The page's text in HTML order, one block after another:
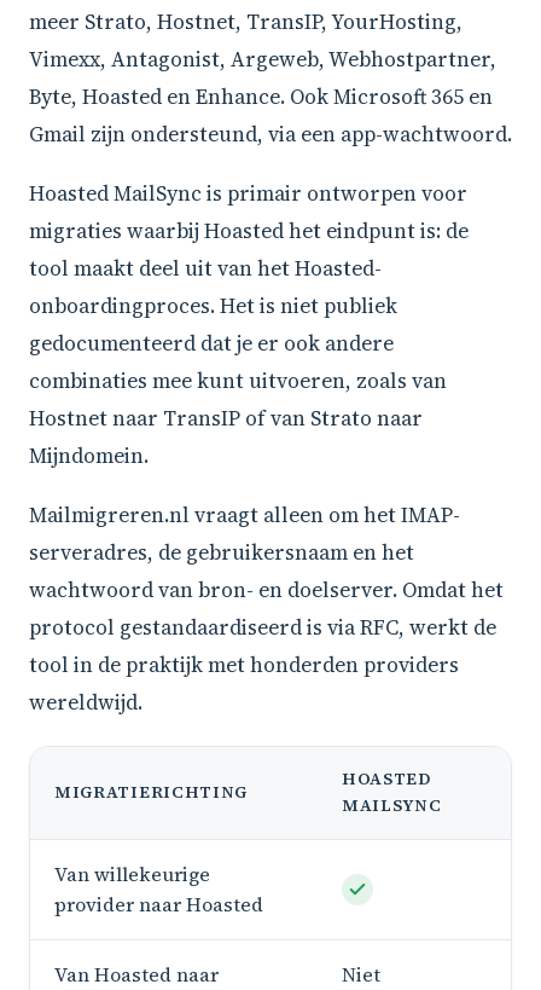
meer Strato, Hostnet, TransIP, YourHosting,
Vimexx, Antagonist, Argeweb, Webhostpartner,
Byte, Hoasted en Enhance. Ook Microsoft 365 en
Gmail zijn ondersteund, via een app-wachtwoord.
Hoasted MailSync is primair ontworpen voor
migraties waarbij Hoasted het eindpunt is: de
tool maakt deel uit van het Hoasted-
onboardingproces. Het is niet publiek
gedocumenteerd dat je er ook andere
combinaties mee kunt uitvoeren, zoals van
Hostnet naar TransIP of van Strato naar
Mijndomein.
Mailmigreren.nl vraagt alleen om het IMAP-
serveradres, de gebruikersnaam en het
wachtwoord van bron- en doelserver. Omdat het
protocol gestandaardiseerd is via RFC, werkt de
tool in de praktijk met honderden providers
wereldwijd.
MIGRATIERICHTING
HOASTED
MAILSYNC
Van willekeurige
provider naar Hoasted
Van Hoasted naar
Niet